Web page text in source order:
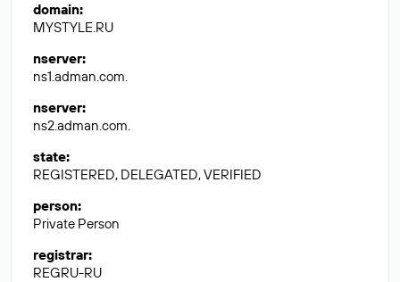
domain:
MYSTYLE.RU
nserver:
ns1.adman.com.
nserver:
ns2.adman.com.
state:
REGISTERED, DELEGATED, VERIFIED
person:
Private Person
registrar:
REGRU-RU